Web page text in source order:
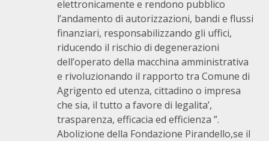
elettronicamente e rendono pubblico
l’andamento di autorizzazioni, bandi e flussi
finanziari, responsabilizzando gli uffici,
riducendo il rischio di degenerazioni
dell’operato della macchina amministrativa
e rivoluzionando il rapporto tra Comune di
Agrigento ed utenza, cittadino o impresa
che sia, il tutto a favore di legalita’,
trasparenza, efficacia ed efficienza ”.
Abolizione della Fondazione Pirandello,se il